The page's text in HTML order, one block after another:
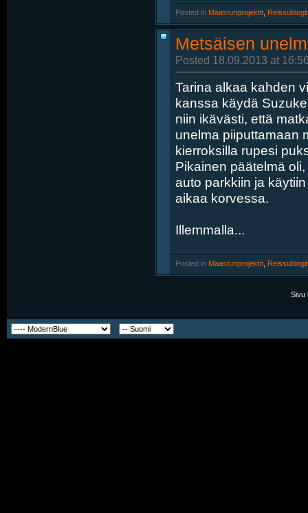
Posted in Maasturiprojektit Reissublogit
Metsäisen
Posted 18.09.2013 at
Tarina alkaa kahden
kanssa käydä
niin ikävästi, että
unelma piiputtamaan
kierroksilla rupesi
Pikainen päätelmä
auto parkkiin ja
aikaa korvessa.
Illemmalla...
Posted in Maasturiprojektit Reissublogit
Sivu